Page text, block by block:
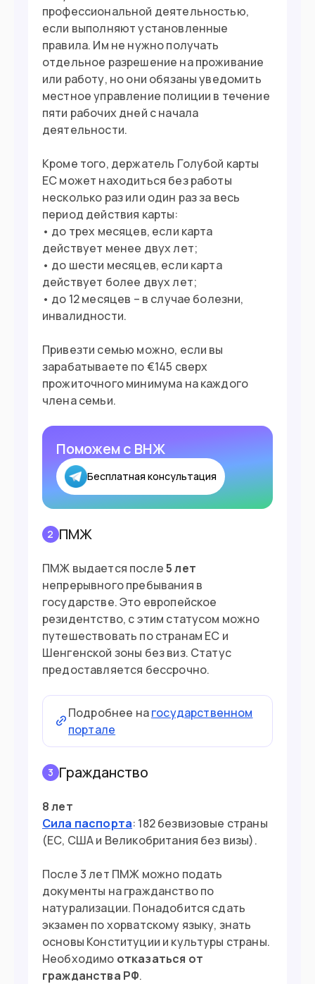
профессиональной деятельностью,
если выполняют установленные
правила. Им не нужно получать
отдельное разрешение на проживание
или работу, но они обязаны уведомить
местное управление полиции в течение
пяти рабочих дней с начала
деятельности.
Кроме того, держатель Голубой карты
ЕС может находиться без работы
несколько раз или один раз за весь
период действия карты:
• до трех месяцев, если карта
действует менее двух лет;
• до шести месяцев, если карта
действует более двух лет;
• до 12 месяцев – в случае болезни,
инвалидности.
Привезти семью можно, если вы
зарабатываете по €145 сверх
прожиточного минимума на каждого
члена семьи.
Поможем с ВНЖ
Бесплатная консультация
2 ПМЖ
ПМЖ выдается после5 лет
непрерывного пребывания в
государстве. Это европейское
резидентство, с этим статусом можно
путешествовать по странам ЕС и
Шенгенской зоны без виз. Статус
предоставляется бессрочно.
Подробнее нагосударственном
портале
3 Гражданство
8 лет
Сила паспорта: 182 безвизовые страны
(ЕС, США и Великобритания без визы).
После 3 лет ПМЖ можно подать
документы на гражданство по
натурализации. Понадобится сдать
экзамен по хорватскому языку, знать
основы Конституции и культуры страны.
Необходимо отказаться от
гражданства РФ.